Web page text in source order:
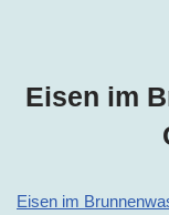
Eisen im
Eisen im